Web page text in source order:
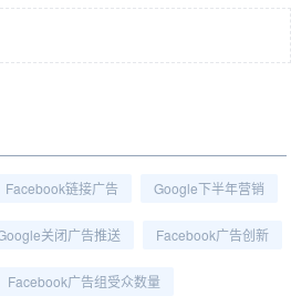
Facebook链接广告 Google下半年营销
关闭广告推送 Facebook广告创新
Facebook广告组受众数量